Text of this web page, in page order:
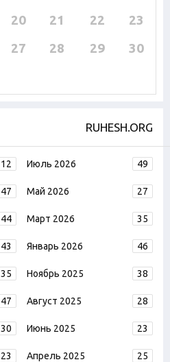
20 21 22
23
27 28 29
30
RUHESH.ORG
12 Июль 2026 49
47 Май 2026 27
44 Март 2026 35
43 Январь 2026 46
35 Ноябрь 2025 38
47 Август 2025 28
30 Июнь 2025 23
23 Апрель 2025 25